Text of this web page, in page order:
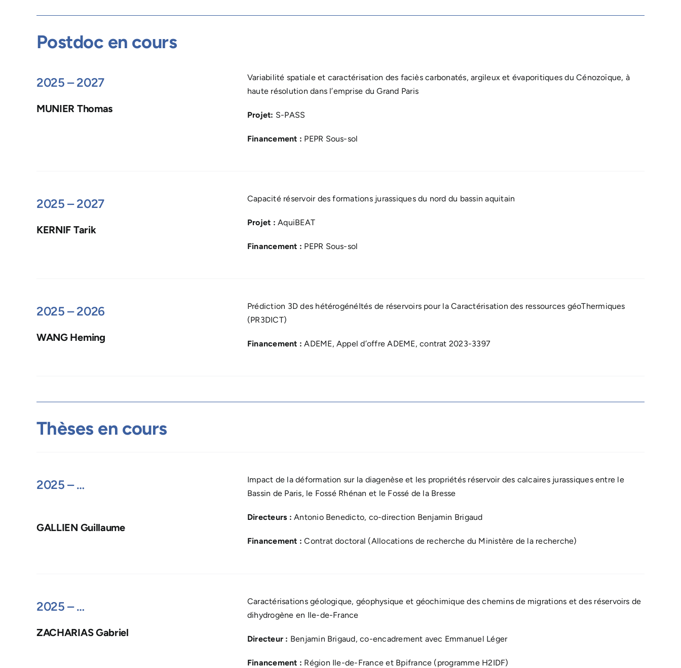
Postdoc en cours
2025 – 2027
MUNIER Thomas
Variabilité spatiale et caractérisation des faciès carbonatés, argileux et évaporitiques du Cénozoïque, à
haute résolution dans l’emprise du Grand Paris
Projet: S-PASS
Financement : PEPR Sous-sol
2025 – 2027
KERNIF Tarik
Capacité réservoir des formations jurassiques du nord du bassin aquitain
Projet : AquiBEAT
Financement : PEPR Sous-sol
2025 – 2026
WANG Heming
Prédiction 3D des hétérogénéItés de réservoirs pour la Caractérisation des ressources géoThermiques
(PR3DICT)
Financement : ADEME, Appel d’offre ADEME, contrat 2023-3397
Thèses en cours
2025 – …
GALLIEN Guillaume
Impact de la déformation sur la diagenèse et les propriétés réservoir des calcaires jurassiques entre le
Bassin de Paris, le Fossé Rhénan et le Fossé de la Bresse
Directeurs : Antonio Benedicto, co-direction Benjamin Brigaud
Financement : Contrat doctoral (Allocations de recherche du Ministère de la recherche)
2025 – …
ZACHARIAS Gabriel
Caractérisations géologique, géophysique et géochimique des chemins de migrations et des réservoirs de
dihydrogène en Ile-de-France
Directeur : Benjamin Brigaud, co-encadrement avec Emmanuel Léger
Financement : Région Ile-de-France et Bpifrance (programme H2IDF)